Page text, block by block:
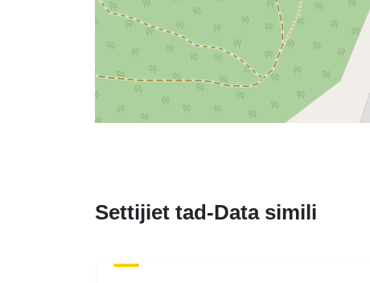
Settijiet tad-Data simili